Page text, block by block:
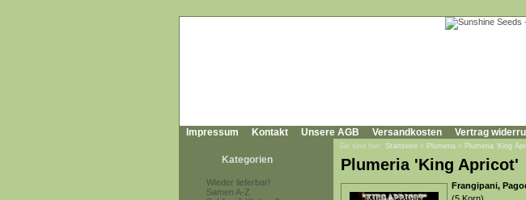
Impressum Kontakt Unsere AGB Versandkosten Vertrag
Kategorien
Wieder lieferbar!
Samen A-Z
Sie sind hier: Startseite » Plumeria » Plumeria 'King
Plumeria 'King Apricot'
Frangipani,